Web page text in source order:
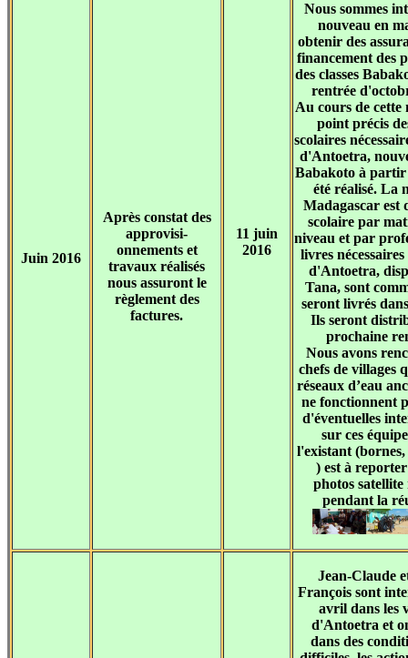
Juin 2016
Après constat des
approvisi-
onnements et
travaux réalisés
nous assuront le
règlement des
factures.
11 juin
2016
Nous sommes
nouveau en
obtenir des
financement des
des classes
rentrée
Au cours de cette
point précis
scolaires
d'Antoetra,
Babakoto à partir
été réalisé. La
Madagascar est
scolaire par
niveau et par
livres
d'Antoetra,
Tana, sont
seront livrés
Ils seront
prochaine
Nous avons
chefs de villages
réseaux d’eau
ne fonctionnent
d'éventuelles
sur ces
l'existant
) est à
photos satellite
pendant la
Jean-Claude
François sont
avril dans les
d'Antoetra et
dans des